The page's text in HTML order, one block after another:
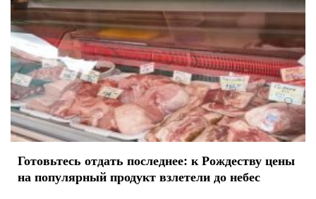
Готовьтесь отдать последнее: к Рождеству цены
на популярный продукт взлетели до небес